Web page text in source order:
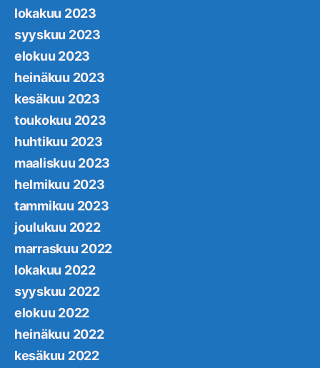
lokakuu 2023
syyskuu 2023
elokuu 2023
heinäkuu 2023
kesäkuu 2023
toukokuu 2023
huhtikuu 2023
maaliskuu 2023
helmikuu 2023
tammikuu 2023
joulukuu 2022
marraskuu 2022
lokakuu 2022
syyskuu 2022
elokuu 2022
heinäkuu 2022
kesäkuu 2022